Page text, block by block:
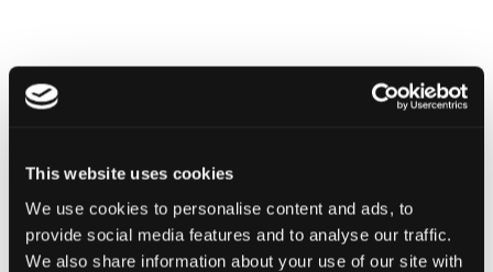
This website uses cookies
We use cookies to personalise content and ads, to
provide social media features and to analyse our traffic.
We also share information about your use of our site with